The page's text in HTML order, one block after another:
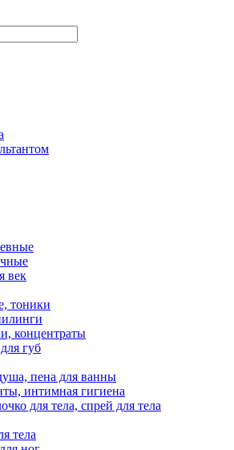
век
тоники
концентраты
губ
пена для ванны
интимная гигиена
для тела, спрей для тела
тела